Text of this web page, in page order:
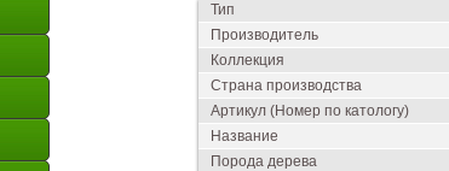
Тип
Производитель
Коллекция
Страна производства
Артикул (Номер по катологу)
Название
Порода дерева